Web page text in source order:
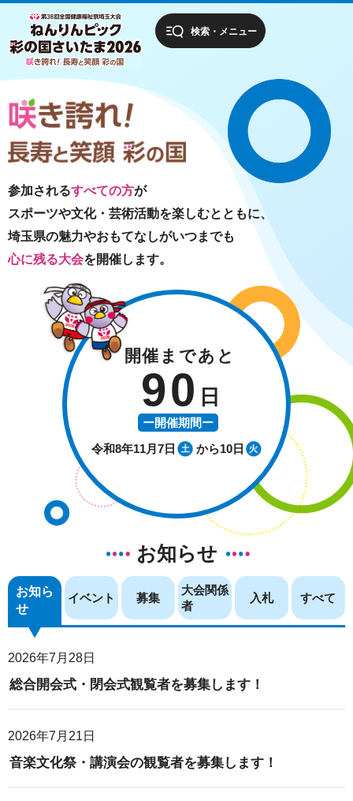
第38回全国健康
福祉祭埼玉大会
ねんりんピッ
ク 彩の国さい
たま2026 咲き
誇れ！長寿と笑
検索・メニュー
参加されるすべての方が
スポーツや文化・芸術活動を楽しむとともに、
埼玉県の魅力やおもてなしがいつまでも
心に残る大会を開催します。
開催まであと
90 日
ー開催期間ー
令和8年11月7日
から10日
お知らせ
お知ら
せ
2026年7月28日
総合開会式・閉会式観覧者を募集します！
2026年7月21日
音楽文化祭・講演会の観覧者を募集します！
イベント 募集
大会関係
者
入札 すべて